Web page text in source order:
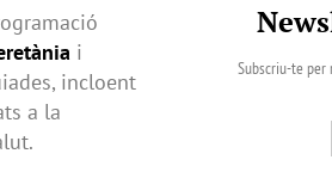
i
incloent
a la
Subscriu-te